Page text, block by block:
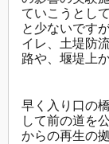
ていこうとし
と少ないです
イレ、土堤防
路や、堰堤上
早く入り口の
して前の道を
からの再生の